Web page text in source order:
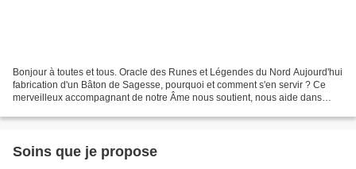
Bonjour à toutes et tous. Oracle des Runes et Légendes du Nord Aujourd'hui
fabrication d'un Bâton de Sagesse, pourquoi et comment s'en servir ? Ce
merveilleux accompagnant de notre Âme nous soutient, nous aide dans
Soins que je propose